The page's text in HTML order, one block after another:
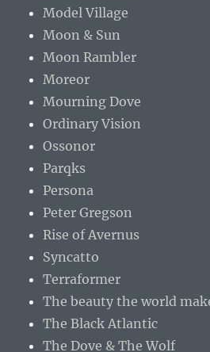
Model Village
Moon & Sun
Moon Rambler
Moreor
Mourning Dove
Ordinary Vision
Ossonor
Parqks
Persona
Peter Gregson
Rise of Avernus
Syncatto
Terraformer
The beauty the world
The Black Atlantic
The Dove & The Wolf